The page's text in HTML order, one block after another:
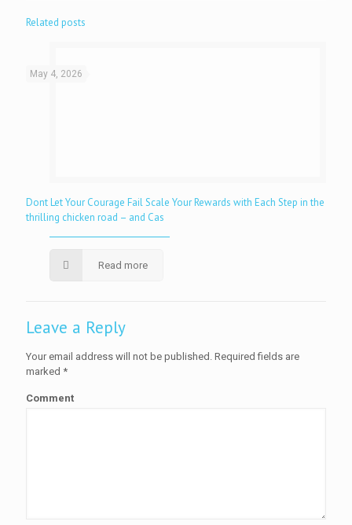
Related posts
May 4, 2026
Dont Let Your Courage Fail Scale Your Rewards with Each Step in the
thrilling chicken road – and Cas
Read more
Leave a Reply
Your email address will not be published. Required fields are
marked *
Comment